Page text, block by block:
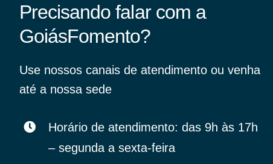
Precisando falar com a
GoiásFomento?
Use nossos canais de atendimento ou venha
até a nossa sede
Horário de atendimento: das 9h às 17h
– segunda a sexta-feira